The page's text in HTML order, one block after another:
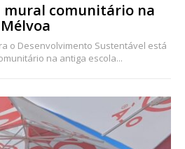
mural comunitário na
o Desenvolvimento Sustentável está
na antiga escola...